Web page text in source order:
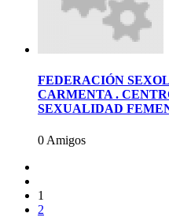
FEDERACIÓN
CARMENTA .
SEXUALIDAD
0 Amigos
1
2